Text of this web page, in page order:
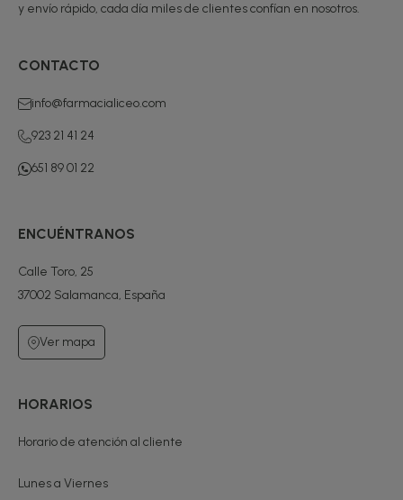
y envío rápido, cada día miles de clientes confían en nosotros.
CONTACTO
info@farmacialiceo.com
923 21 41 24
651 89 01 22
ENCUÉNTRANOS
Calle Toro, 25
37002 Salamanca, España
Ver mapa
HORARIOS
Horario de atención al cliente
Lunes a Viernes